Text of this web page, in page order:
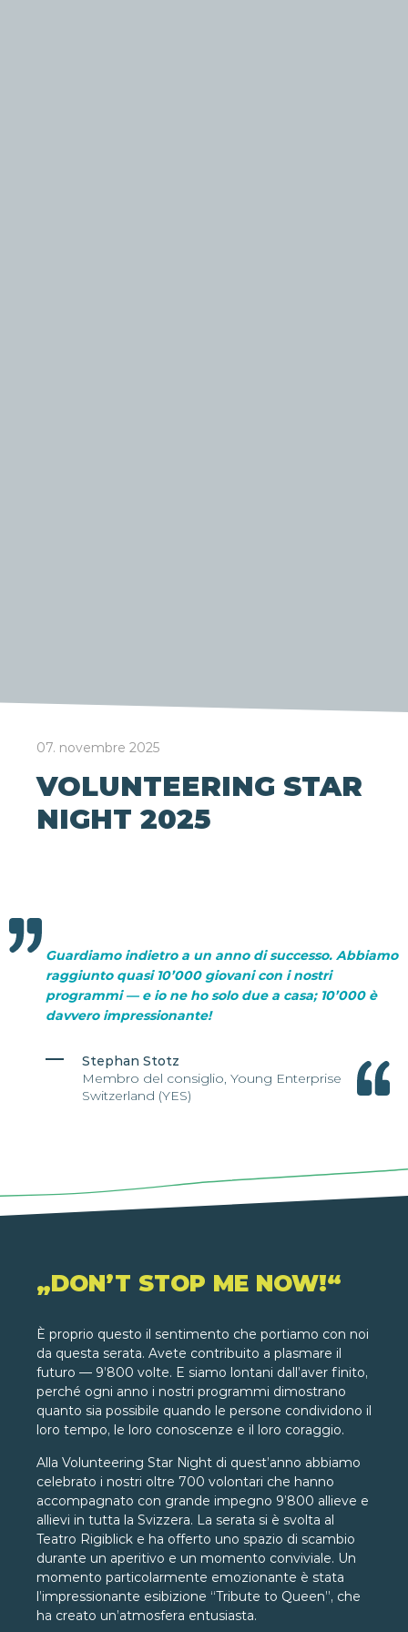
07. novembre 2025
VOLUNTEERING STAR
NIGHT 2025
Guardiamo indietro a un anno di successo. Abbiamo
raggiunto quasi 10’000 giovani con i nostri
programmi — e io ne ho solo due a casa; 10’000 è
davvero impressionante!
Stephan Stotz
Membro del consiglio, Young Enterprise
Switzerland (YES)
„DON’T STOP ME NOW!“
È proprio questo il sentimento che portiamo con noi
da questa serata. Avete contribuito a plasmare il
futuro — 9’800 volte. E siamo lontani dall’aver finito,
perché ogni anno i nostri programmi dimostrano
quanto sia possibile quando le persone condividono il
loro tempo, le loro conoscenze e il loro coraggio.
Alla Volunteering Star Night di quest’anno abbiamo
celebrato i nostri oltre 700 volontari che hanno
accompagnato con grande impegno 9’800 allieve e
allievi in tutta la Svizzera. La serata si è svolta al
Teatro Rigiblick e ha offerto uno spazio di scambio
durante un aperitivo e un momento conviviale. Un
momento particolarmente emozionante è stata
l’impressionante esibizione “Tribute to Queen”, che
ha creato un’atmosfera entusiasta.